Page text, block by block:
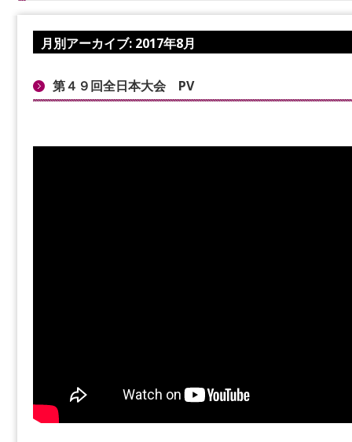
月別アーカイブ: 2017年8月
第４９回全日本大会 PV